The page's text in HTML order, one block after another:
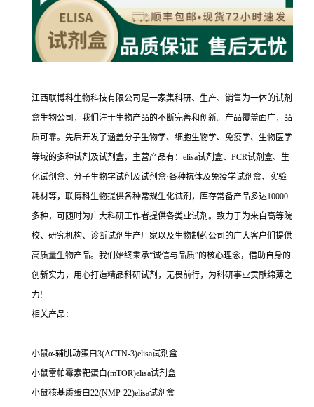
江西联博科生物科技有限公司是一家集科研、生产、销售为一体的试剂
盒生物公司，我们注于生物产品的不断完善和创新。产品覆盖面广，品
质可靠。先后开发了涵盖分子生物学、细胞生物学、免疫学、生物医学
等域的多种试剂及试剂盒，主营产品有：elisa试剂盒、PCR试剂盒、生
化试剂盒、分子生物学试剂及试剂盒·各种抗体及免疫学试剂盒、实验
耗材等，联博科生物提供各种常规生化试剂，库存常备产品多达10000
多种，可随时为广大科研工作者提供各类业试剂。致力于为来自高等院
校、研究机构、诊断试剂生产厂家以及生物制药公司的广大客户们提供
高质量生物产品。我们始终秉承“诚信与品质”的核心理念，借助自身的
创新实力，用心打造精品科研试剂，无畏前行，为科研事业贡献绵薄之
力!
相关产品：
小鼠α-辅肌动蛋白3(ACTN-3)elisa试剂盒
小鼠雷帕霉素靶蛋白(mTOR)elisa试剂盒
小鼠核基质蛋白22(NMP-22)elisa试剂盒